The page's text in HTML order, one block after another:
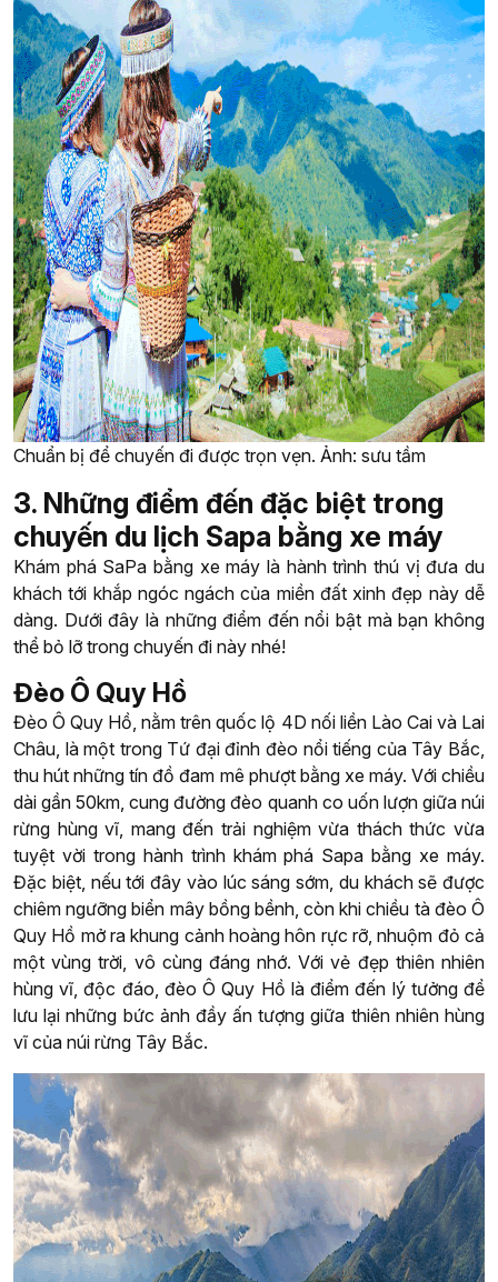
Chuẩn bị để chuyến đi được trọn vẹn. Ảnh: sưu tầm
3. Những điểm đến đặc biệt trong
chuyến du lịch Sapa bằng xe máy
Khám phá SaPa bằng xe máy là hành trình thú vị đưa du
khách tới khắp ngóc ngách của miền đất xinh đẹp này dễ
dàng. Dưới đây là những điểm đến nổi bật mà bạn không
thể bỏ lỡ trong chuyến đi này nhé!
Đèo Ô Quy Hồ
Đèo Ô Quy Hồ, nằm trên quốc lộ 4D nối liền Lào Cai và Lai
Châu, là một trong Tứ đại đỉnh đèo nổi tiếng của Tây Bắc,
thu hút những tín đồ đam mê phượt bằng xe máy. Với chiều
dài gần 50km, cung đường đèo quanh co uốn lượn giữa núi
rừng hùng vĩ, mang đến trải nghiệm vừa thách thức vừa
tuyệt vời trong hành trình khám phá Sapa bằng xe máy.
Đặc biệt, nếu tới đây vào lúc sáng sớm, du khách sẽ được
chiêm ngưỡng biển mây bồng bềnh, còn khi chiều tà đèo Ô
Quy Hồ mở ra khung cảnh hoàng hôn rực rỡ, nhuộm đỏ cả
một vùng trời, vô cùng đáng nhớ. Với vẻ đẹp thiên nhiên
hùng vĩ, độc đáo, đèo Ô Quy Hồ là điểm đến lý tưởng để
lưu lại những bức ảnh đầy ấn tượng giữa thiên nhiên hùng
vĩ của núi rừng Tây Bắc.